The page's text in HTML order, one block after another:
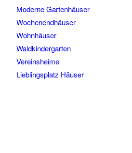
Moderne Gartenhäuser
Wochenendhäuser
Wohnhäuser
Waldkindergarten
Vereinsheime
Lieblingsplatz Häuser